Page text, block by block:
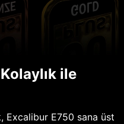
ile
Excalibur E750 sana üst